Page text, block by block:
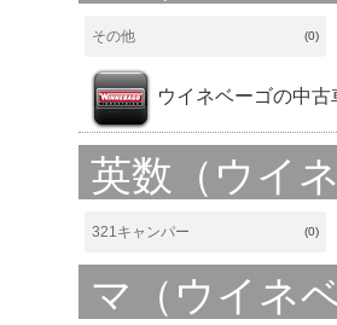
その他 (0)
ウイネベーゴの中古
英数（ウイ
321キャンパー (0)
マ（ウイネ